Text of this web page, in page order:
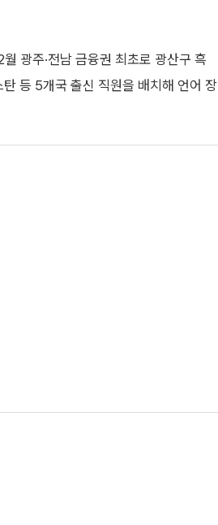
광주·전남 금융권 최초로 광산구 흑
등 5개국 출신 직원을 배치해 언어 장